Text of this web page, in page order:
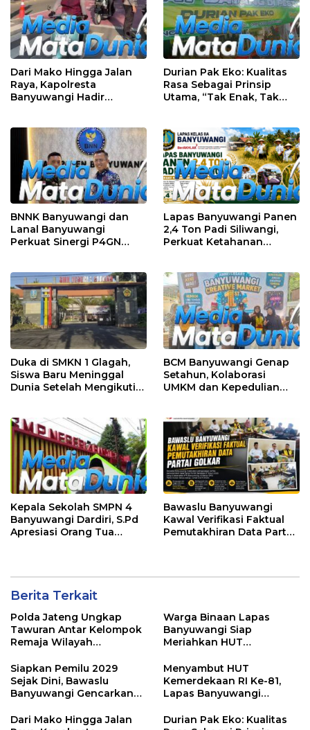
Dari Mako Hingga Jalan
Raya, Kapolresta
Banyuwangi Hadir
Masyarakat
Durian Pak Eko: Kualitas
Rasa Sebagai Prinsip
Utama, “Tak Enak, Tak
BNNK Banyuwangi dan
Lanal Banyuwangi
Perkuat Sinergi P4GN
Lapas Banyuwangi Panen
2,4 Ton Padi Siliwangi,
Perkuat Ketahanan
Duka di SMKN 1 Glagah,
Siswa Baru Meninggal
Dunia Setelah Mengikuti
BCM Banyuwangi Genap
Setahun, Kolaborasi
UMKM dan Kepedulian
Kepala Sekolah SMPN 4
Banyuwangi Dardiri, S.Pd
Apresiasi Orang Tua
Bawaslu Banyuwangi
Kawal Verifikasi Faktual
Pemutakhiran Data Partai
Berita Terkait
Polda Jateng Ungkap
Tawuran Antar Kelompok
Remaja Wilayah
Tersangka dan 17 DPO
Warga Binaan Lapas
Banyuwangi Siap
Meriahkan HUT
dengan Berbagai
Perlombaan
Siapkan Pemilu 2029
Sejak Dini, Bawaslu
Banyuwangi Gencarkan
Penguatan SDM
Menyambut HUT
Kemerdekaan RI Ke-81,
Lapas Banyuwangi
Donor Darah
Dari Mako Hingga Jalan
Durian Pak Eko: Kualitas